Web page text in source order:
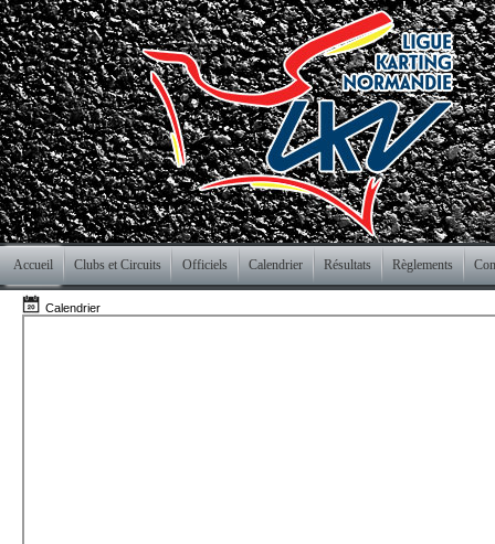
Accueil Clubs et Circuits Officiels Calendrier Résultats Règlements
Calendrier